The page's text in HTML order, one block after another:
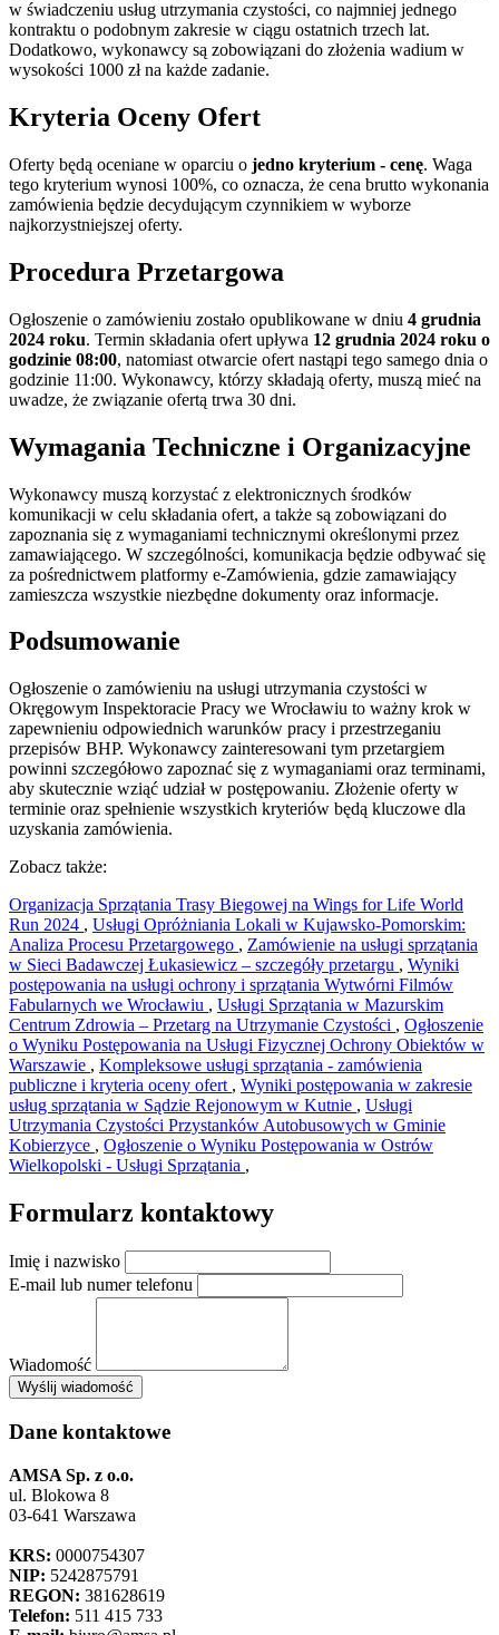
w świadczeniu usług utrzymania czystości, co najmniej jednego
kontraktu o podobnym zakresie w ciągu ostatnich trzech lat.
Dodatkowo, wykonawcy są zobowiązani do złożenia wadium w
wysokości 1000 zł na każde zadanie.
Kryteria Oceny Ofert
Oferty będą oceniane w oparciu o jedno kryterium - cenę. Waga
tego kryterium wynosi 100%, co oznacza, że cena brutto wykonania
zamówienia będzie decydującym czynnikiem w wyborze
najkorzystniejszej oferty.
Procedura Przetargowa
Ogłoszenie o zamówieniu zostało opublikowane w dniu 4 grudnia
2024 roku. Termin składania ofert upływa 12 grudnia 2024 roku o
godzinie 08:00, natomiast otwarcie ofert nastąpi tego samego dnia o
godzinie 11:00. Wykonawcy, którzy składają oferty, muszą mieć na
uwadze, że związanie ofertą trwa 30 dni.
Wymagania Techniczne i Organizacyjne
Wykonawcy muszą korzystać z elektronicznych środków
komunikacji w celu składania ofert, a także są zobowiązani do
zapoznania się z wymaganiami technicznymi określonymi przez
zamawiającego. W szczególności, komunikacja będzie odbywać się
za pośrednictwem platformy e-Zamówienia, gdzie zamawiający
zamieszcza wszystkie niezbędne dokumenty oraz informacje.
Podsumowanie
Ogłoszenie o zamówieniu na usługi utrzymania czystości w
Okręgowym Inspektoracie Pracy we Wrocławiu to ważny krok w
zapewnieniu odpowiednich warunków pracy i przestrzeganiu
przepisów BHP. Wykonawcy zainteresowani tym przetargiem
powinni szczegółowo zapoznać się z wymaganiami oraz terminami,
aby skutecznie wziąć udział w postępowaniu. Złożenie oferty w
terminie oraz spełnienie wszystkich kryteriów będą kluczowe dla
uzyskania zamówienia.
Zobacz także:
Organizacja Sprzątania Trasy Biegowej na Wings for Life World
Run 2024 , Usługi Opróżniania Lokali w Kujawsko-Pomorskim:
Analiza Procesu Przetargowego , Zamówienie na usługi sprzątania
w Sieci Badawczej Łukasiewicz – szczegóły przetargu , Wyniki
postępowania na usługi ochrony i sprzątania Wytwórni Filmów
Fabularnych we Wrocławiu , Usługi Sprzątania w Mazurskim
Centrum Zdrowia – Przetarg na Utrzymanie Czystości , Ogłoszenie
o Wyniku Postępowania na Usługi Fizycznej Ochrony Obiektów w
Warszawie , Kompleksowe usługi sprzątania - zamówienia
publiczne i kryteria oceny ofert , Wyniki postępowania w zakresie
usług sprzątania w Sądzie Rejonowym w Kutnie , Usługi
Utrzymania Czystości Przystanków Autobusowych w Gminie
Kobierzyce , Ogłoszenie o Wyniku Postępowania w Ostrów
Wielkopolski - Usługi Sprzątania ,
Formularz kontaktowy
Imię i nazwisko
E-mail lub numer telefonu
Wiadomość
Wyślij wiadomośćAMSA Sp. z o.o. - ul. Blokowa 8, Warszawa
+
−
Dane kontaktowe
AMSA Sp. z o.o.
ul. Blokowa 8
03-641 Warszawa
KRS: 0000754307
NIP: 5242875791
REGON: 381628619
Telefon: 511 415 733